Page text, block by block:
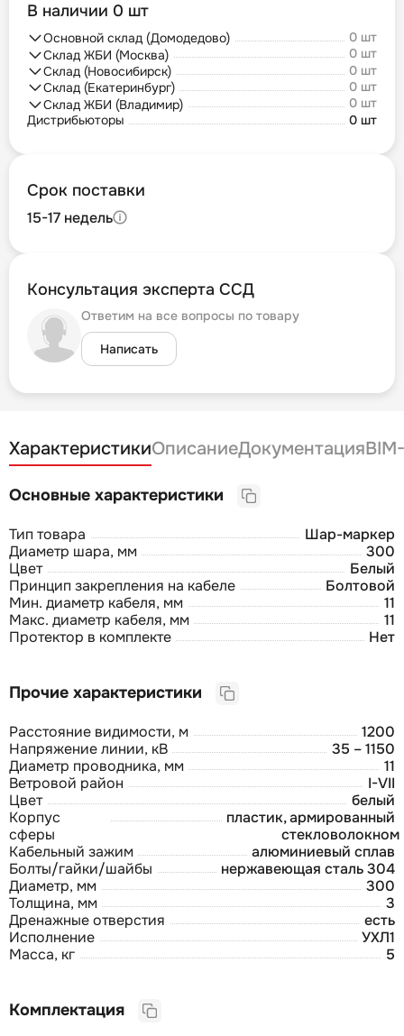
В наличии 0 шт
Основной склад (Домодедово)
0 шт
Склад ЖБИ (Москва)
0 шт
Склад (Новосибирск)
0 шт
Склад (Екатеринбург)
0 шт
Склад ЖБИ (Владимир)
0 шт
Дистрибьюторы
0 шт
Срок поставки
15-17 недель
Консультация эксперта ССД
Ответим на все вопросы по товару
Написать
ХарактеристикиОписаниеДокументация
Основные характеристики
Тип товара
Шар-маркер
Диаметр шара, мм
300
Цвет
Белый
Принцип закрепления на кабеле
Болтовой
Мин. диаметр кабеля, мм
11
Макс. диаметр кабеля, мм
11
Протектор в комплекте
Нет
Прочие характеристики
Расстояние видимости, м
1200
Напряжение линии, кВ
35 – 1150
Диаметр проводника, мм
11
Ветровой район
I-VII
Цвет
белый
Корпус
сферы
пластик, армированный
стекловолокном
Кабельный зажим
алюминиевый сплав
Болты/гайки/шайбы
нержавеющая сталь 304
Диаметр, мм
300
Толщина, мм
3
Дренажные отверстия
есть
Исполнение
УХЛ1
Масса, кг
5
Комплектация